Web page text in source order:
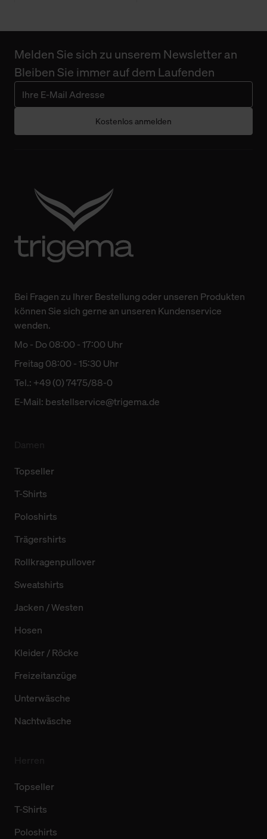
Melden Sie sich zu unserem Newsletter an
Bleiben Sie immer auf dem Laufenden
Kostenlos anmelden
Bei Fragen zu Ihrer Bestellung oder unseren Produkten
können Sie sich gerne an unseren Kundenservice
wenden.
Mo - Do 08:00 - 17:00 Uhr
Freitag 08:00 - 15:30 Uhr
Tel.: +49 (0) 7475/88-0
E-Mail: bestellservice@trigema.de
Topseller
T-Shirts
Poloshirts
Trägershirts
Rollkragenpullover
Sweatshirts
Jacken / Westen
Hosen
Kleider / Röcke
Freizeitanzüge
Unterwäsche
Nachtwäsche
Topseller
T-Shirts
Poloshirts